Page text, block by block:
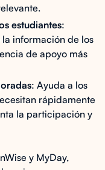
estudiantes:
información de los
de apoyo más
: Ayuda a los
rápidamente
la participación y
y MyDay,